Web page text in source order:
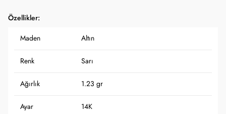
Özellikler:
Maden Altın
Renk Sarı
Ağırlık 1.23 gr
Ayar 14K